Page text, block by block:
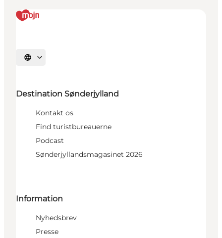
Vælg sprog
Destination Sønderjylland
Kontakt os
Find turistbureauerne
Podcast
Sønderjyllandsmagasinet 2026
Information
Nyhedsbrev
Presse